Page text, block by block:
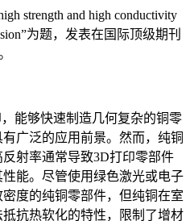
strength and high conductivity
为题，发表在国际顶级期刊
能够快速制造几何复杂的铜零
广泛的应用前景。然而，纯铜
射率通常导致3D打印零部件
能。尽管使用绿色激光或电子
度的纯铜零部件，但纯铜在室
抗热软化的特性，限制了增材